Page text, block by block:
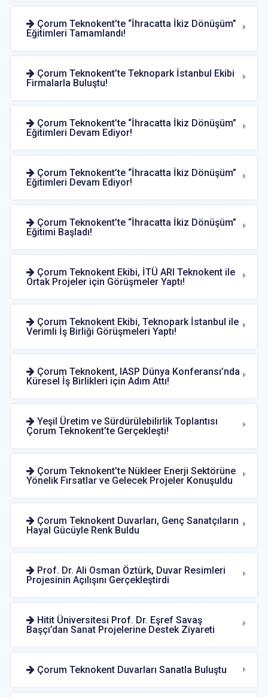
Çorum Teknokent’te “İhracatta İkiz Dönüşüm”
Eğitimleri Tamamlandı!
Çorum Teknokent’te Teknopark İstanbul Ekibi
Firmalarla Buluştu!
Çorum Teknokent’te “İhracatta İkiz Dönüşüm”
Eğitimleri Devam Ediyor!
Çorum Teknokent’te “İhracatta İkiz Dönüşüm”
Eğitimleri Devam Ediyor!
Çorum Teknokent’te “İhracatta İkiz Dönüşüm”
Eğitimi Başladı!
Çorum Teknokent Ekibi, İTÜ ARI Teknokent ile
Ortak Projeler için Görüşmeler Yaptı!
Çorum Teknokent Ekibi, Teknopark İstanbul ile
Verimli İş Birliği Görüşmeleri Yaptı!
Çorum Teknokent, IASP Dünya Konferansı’nda
Küresel İş Birlikleri için Adım Attı!
Yeşil Üretim ve Sürdürülebilirlik Toplantısı
Çorum Teknokent’te Gerçekleşti!
Çorum Teknokent’te Nükleer Enerji Sektörüne
Yönelik Fırsatlar ve Gelecek Projeler Konuşuldu
Çorum Teknokent Duvarları, Genç Sanatçıların
Hayal Gücüyle Renk Buldu
Prof. Dr. Ali Osman Öztürk, Duvar Resimleri
Projesinin Açılışını Gerçekleştirdi
Hitit Üniversitesi Prof. Dr. Eşref Savaş
Başçı’dan Sanat Projelerine Destek Ziyareti
Çorum Teknokent Duvarları Sanatla Buluştu